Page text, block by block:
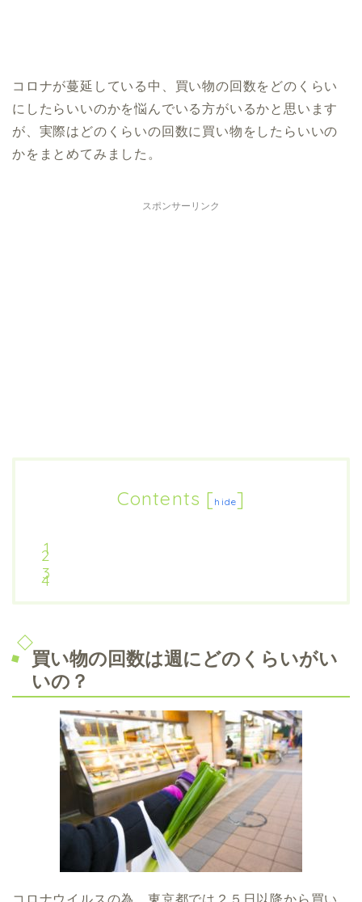
コロナが蔓延している中、買い物の回数をどのくらい
にしたらいいのかを悩んでいる方がいるかと思います
が、実際はどのくらいの回数に買い物をしたらいいの
かをまとめてみました。
スポンサーリンク
Contents [hide]
買い物の回数は週にどのくらいがい
いの？